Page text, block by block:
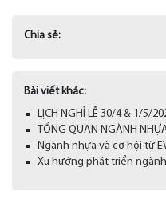
Chia sẻ:
Bài viết khác:
LỊCH NGHỈ LỄ 30/4 & 1/5/
​TỔNG QUAN NGÀNH
Ngành nhựa và cơ hội từ
Xu hướng phát triển